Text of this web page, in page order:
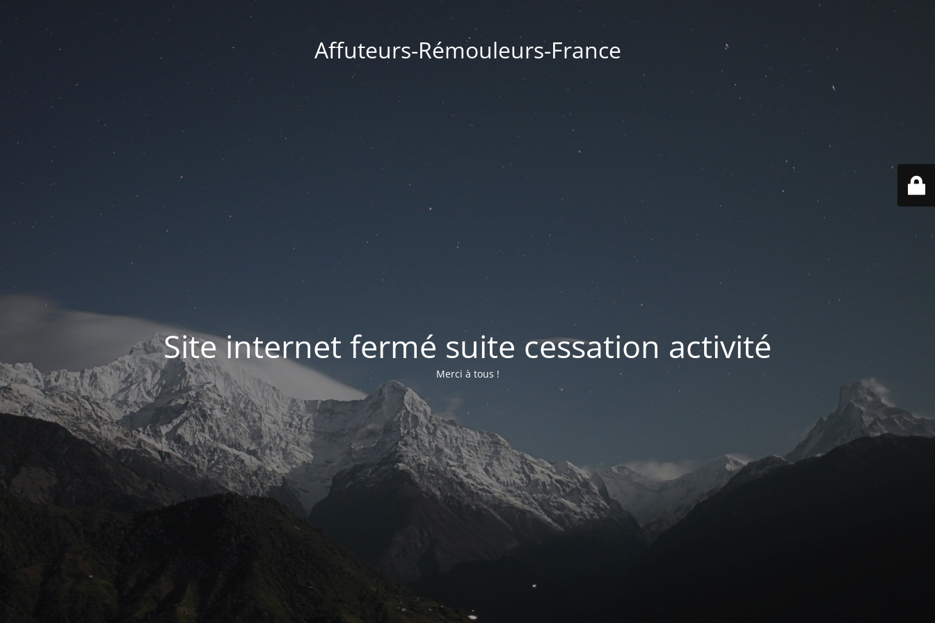
Affuteurs-Rémouleurs-France
Site internet fermé suite cessation activité
Merci à tous !